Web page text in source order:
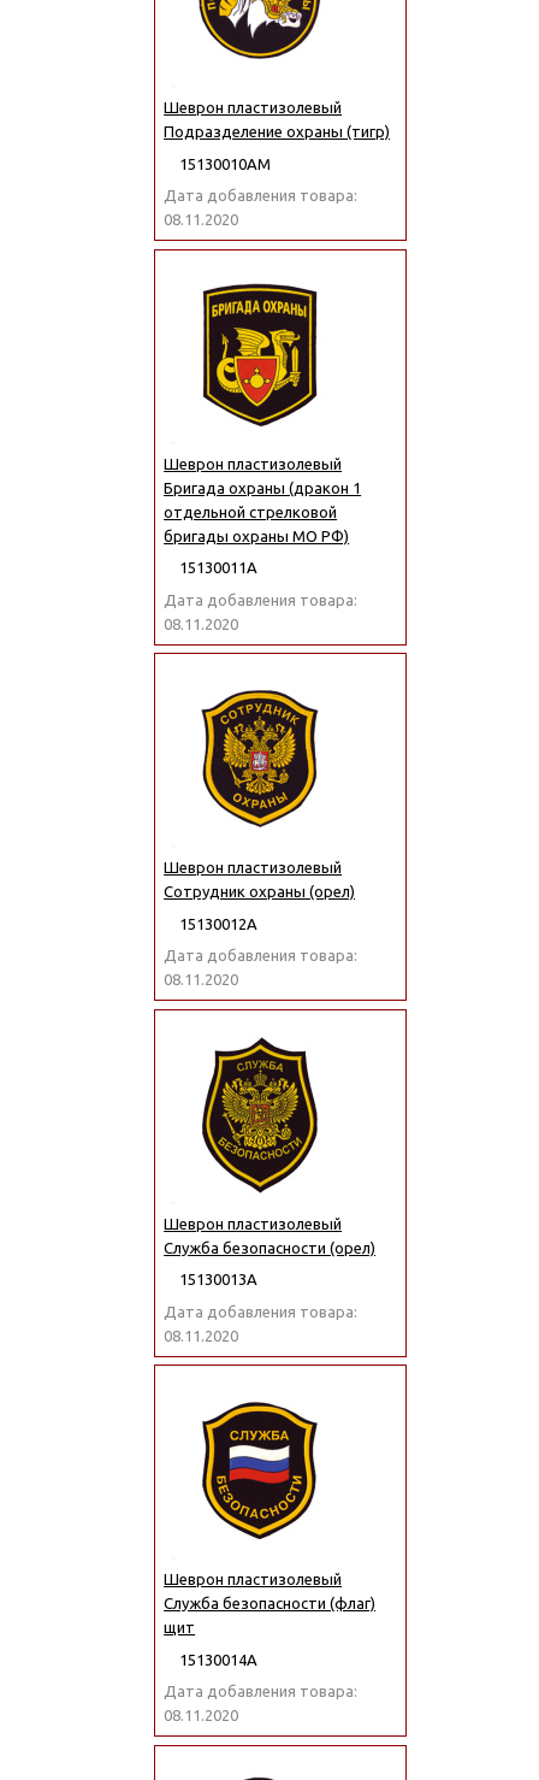
Шеврон пластизолевый
Подразделение охраны (тигр)
15130010АМ
Дата добавления товара:
08.11.2020
Шеврон пластизолевый
Бригада охраны (дракон 1
отдельной стрелковой
бригады охраны МО РФ)
15130011А
Дата добавления товара:
08.11.2020
Шеврон пластизолевый
Сотрудник охраны (орел)
15130012А
Дата добавления товара:
08.11.2020
Шеврон пластизолевый
Служба безопасности (орел)
15130013А
Дата добавления товара:
08.11.2020
Шеврон пластизолевый
Служба безопасности (флаг)
щит
15130014А
Дата добавления товара:
08.11.2020